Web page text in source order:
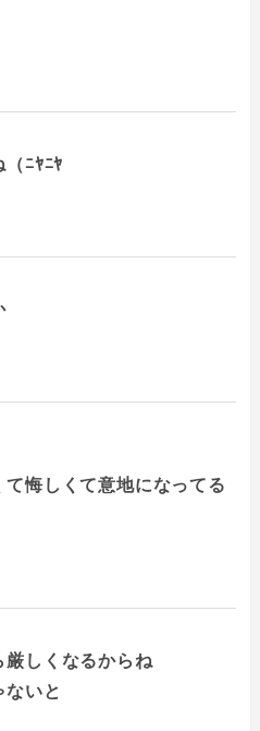
ﾆﾔﾆﾔ
悔しくて意地になってる
厳しくなるからね
ないと